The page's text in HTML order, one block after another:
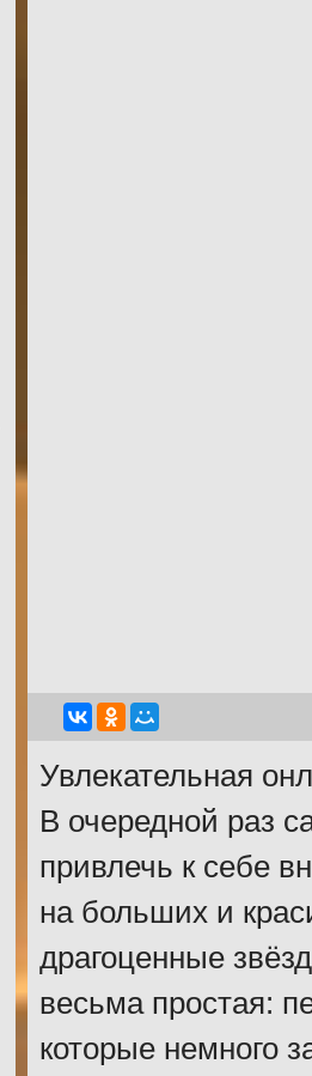
Увлекательная
В очередной раз
привлечь к себе
на больших и
драгоценные
весьма простая:
которые немного